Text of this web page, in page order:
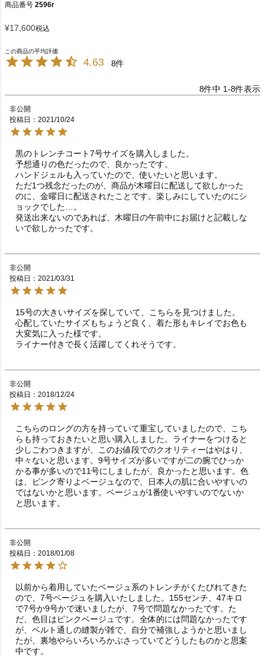
商品番号 2596r
¥17,600税込
4.63 8
8件中 1-8件表示
非公開
投稿日
2021/10/24
黒のトレンチコート7号サイズを購入しました。
予想通りの色だったので、良かったです。
ハンドジェルも入っていたので、使いたいと思います。
ただ1つ残念だったのが、商品が木曜日に配送して欲しかった
のに、金曜日に配送されたことです。楽しみにしていたのにシ
ョックでした…。
発送出来ないのであれば、木曜日の午前中にお届けと記載しな
いで欲しかったです。
非公開
投稿日
2021/03/31
15号の大きいサイズを探していて、こちらを見つけました。
心配していたサイズもちょうど良く、着た形もキレイでお色も
大変気に入った様です。
ライナー付きで長く活躍してくれそうです。
非公開
投稿日
2018/12/24
こちらのロングの方を持っていて重宝していましたので、こち
らも持っておきたいと思い購入しました。ライナーをつけると
少しごわつきますが、このお値段でのクオリティーはやはり、
中々ないと思います。9号サイズが多いですが二の腕でひっか
かる事が多いので11号にしましたが、良かったと思います。色
は、ピンク寄りよベージュなので、日本人の肌に合いやすいの
ではないかと思います。ベージュが1番使いやすいのでないか
と思います。
非公開
投稿日
2018/01/08
以前から着用していたベージュ系のトレンチがくたびれてきた
ので、7号ベージュを購入いたしました。155センチ、47キロ
で7号か9号かで迷いましたが、7号で問題なかったです。た
だ、色目はピンクベージュです。全体的には問題なかったです
が、ベルト通しの縫製が雑で、自分で補強しようかと思いまし
たが、裏地やらいろいろかぶさっていてどうしたものかと思案
中です。